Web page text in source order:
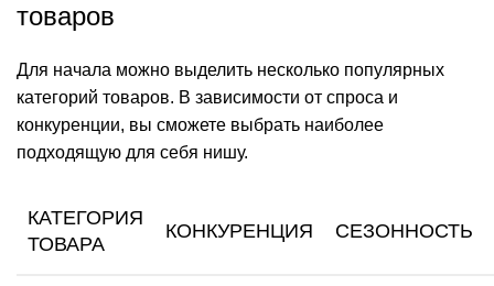
товаров
Для начала можно выделить несколько популярных
категорий товаров. В зависимости от спроса и
конкуренции, вы сможете выбрать наиболее
подходящую для себя нишу.
КАТЕГОРИЯ
ТОВАРА
КОНКУРЕНЦИЯ СЕЗОННОСТЬ